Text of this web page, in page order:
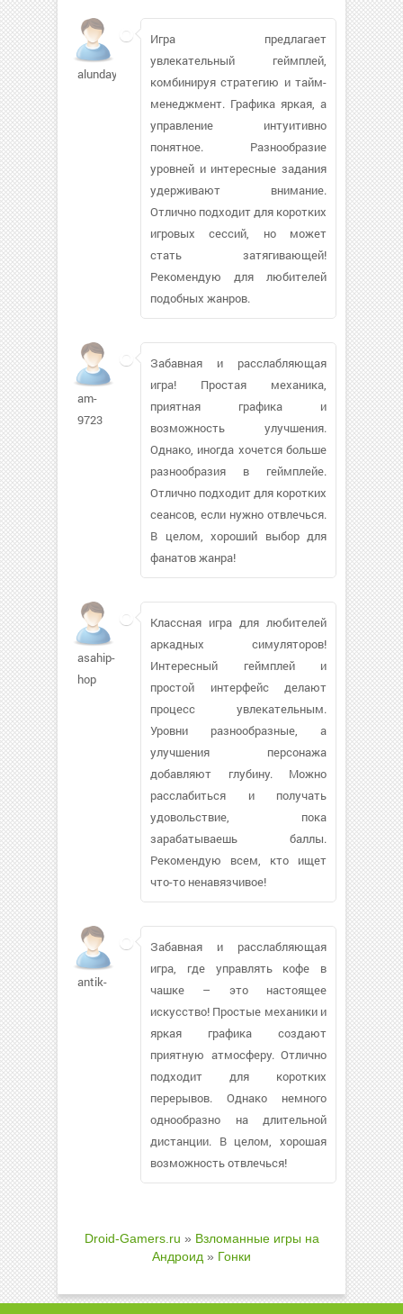
alunday71
Игра предлагает
увлекательный геймплей,
комбинируя стратегию и тайм-
менеджмент. Графика яркая, а
управление интуитивно
понятное. Разнообразие
уровней и интересные задания
удерживают внимание.
Отлично подходит для коротких
игровых сессий, но может
стать затягивающей!
Рекомендую для любителей
подобных жанров.
am-
9723
Забавная и расслабляющая
игра! Простая механика,
приятная графика и
возможность улучшения.
Однако, иногда хочется больше
разнообразия в геймплейе.
Отлично подходит для коротких
сеансов, если нужно отвлечься.
В целом, хороший выбор для
фанатов жанра!
asahip-
hop
Классная игра для любителей
аркадных симуляторов!
Интересный геймплей и
простой интерфейс делают
процесс увлекательным.
Уровни разнообразные, а
улучшения персонажа
добавляют глубину. Можно
расслабиться и получать
удовольствие, пока
зарабатываешь баллы.
Рекомендую всем, кто ищет
что-то ненавязчивое!
antik-
Забавная и расслабляющая
игра, где управлять кофе в
чашке – это настоящее
искусство! Простые механики и
яркая графика создают
приятную атмосферу. Отлично
подходит для коротких
перерывов. Однако немного
однообразно на длительной
дистанции. В целом, хорошая
возможность отвлечься!
Droid-Gamers.ru » Взломанные игры на
Андроид » Гонки